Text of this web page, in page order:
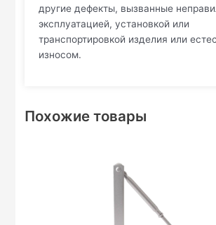
другие дефекты, вызванные
эксплуатацией, установкой или
транспортировкой изделия или
износом.
Похожие товары